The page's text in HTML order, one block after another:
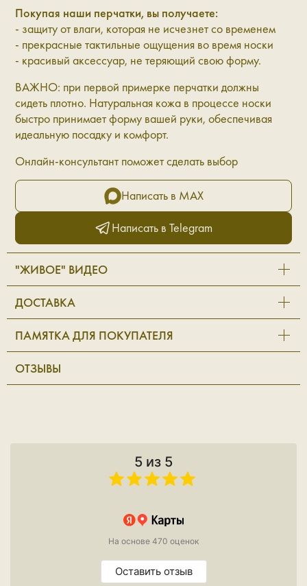
Покупая наши перчатки, вы получаете:
- защиту от влаги, которая не исчезнет со временем
- прекрасные тактильные ощущения во время носки
- красивый аксессуар, не теряющий свою форму.
ВАЖНО: при первой примерке перчатки должны
сидеть плотно. Натуральная кожа в процессе носки
быстро принимает форму вашей руки, обеспечивая
идеальную посадку и комфорт.
Онлайн-консультант поможет сделать выбор
Написать в MAX
Написать в Telegram
"ЖИВОЕ" ВИДЕО
ДОСТАВКА
ПАМЯТКА ДЛЯ ПОКУПАТЕЛЯ
ОТЗЫВЫ
5 из 5
На основе 470 оценок
Оставить отзыв